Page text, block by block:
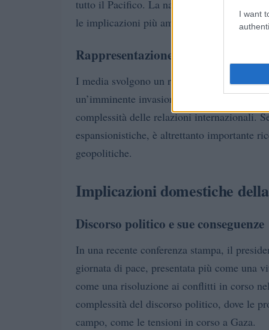
I want
tutto il Pacifico. La narrazione su questo
le implicazioni più ampie della sicurezza
Rappresentazione mediatica e
I media svolgono un ruolo cruciale nel
un’imminente invasione cinese di Taiwan
complessità delle relazioni internazionali.
espansionistiche, è altrettanto importante
geopolitiche.
Implicazioni domestiche
Discorso politico e sue conseguenze
In una recente conferenza stampa, il
giornata di pace, presentata più come una
come una risoluzione ai conflitti in corso
complessità del discorso politico, dove le
campo, come le tensioni in corso a Gaza.